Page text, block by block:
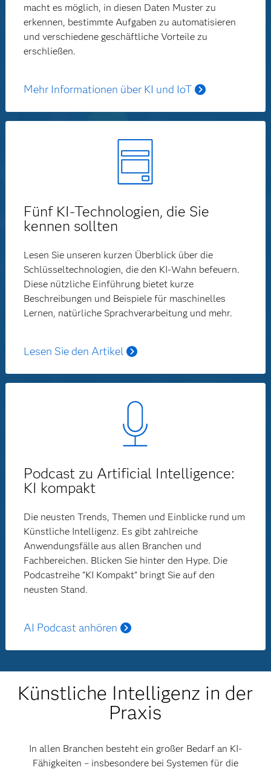
macht es möglich, in diesen Daten Muster zu
erkennen, bestimmte Aufgaben zu automatisieren
und verschiedene geschäftliche Vorteile zu
erschließen.
Mehr Informationen über KI und IoT
Fünf KI-Technologien, die Sie
kennen sollten
Lesen Sie unseren kurzen Überblick über die
Schlüsseltechnologien, die den KI-Wahn befeuern.
Diese nützliche Einführung bietet kurze
Beschreibungen und Beispiele für maschinelles
Lernen, natürliche Sprachverarbeitung und mehr.
Lesen Sie den Artikel
Podcast zu Artificial Intelligence:
KI kompakt
Die neusten Trends, Themen und Einblicke rund um
Künstliche Intelligenz. Es gibt zahlreiche
Anwendungsfälle aus allen Branchen und
Fachbereichen. Blicken Sie hinter den Hype. Die
Podcastreihe “KI Kompakt” bringt Sie auf den
neusten Stand.
AI Podcast anhören
Künstliche Intelligenz in der
Praxis
In allen Branchen besteht ein großer Bedarf an KI-
Fähigkeiten – insbesondere bei Systemen für die